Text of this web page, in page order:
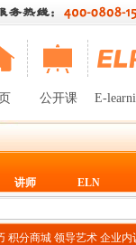
公开课 E-
讲师 ELN
积分商城 领导艺术 企业内